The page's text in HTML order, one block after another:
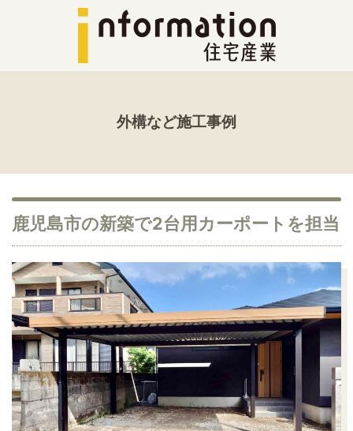
外構など施工事例
鹿児島市の新築で2台用カーポートを担当